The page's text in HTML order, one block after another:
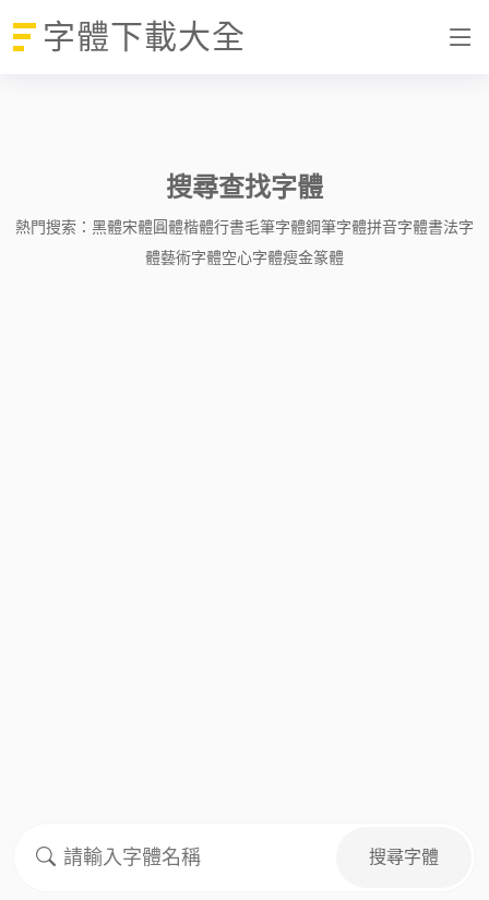
字體下載大全
搜尋查找字體
熱門搜索： 黑體宋體圓體楷體行書毛筆字體鋼筆字體拼音字體書法字
體藝術字體空心字體瘦金篆體